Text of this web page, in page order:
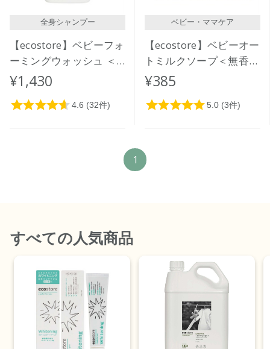
レビュー評価が高い順
人気順
全身シャンプー
【ecostore】ベビーフォ
ーミングウォッシュ ＜
全身泡シャンプー＞
250mL
¥1,430
ベビー・ママケア
【ecostore】ベビーオー
トミルクソープ＜無香料
＞
¥385
1
すべての人気商品